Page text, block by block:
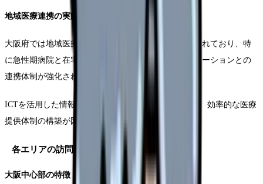
地域医療連携の実態
大阪府では地域医療連携ネットワークの整備が進められており、特
に急性期病院と在宅医療を担う診療所、訪問看護ステーションとの
連携体制が強化されています。
ICTを活用した情報共有システムの導入も進んでおり、効率的な医療
提供体制の構築が図られています。
各エリアの訪問診療ニーズ
大阪中心部の特徴